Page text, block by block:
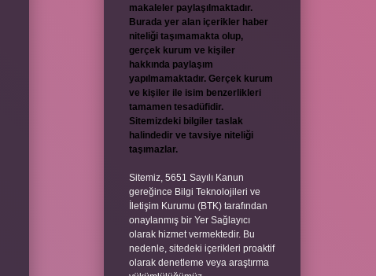
makaleler paylaşılmaktadır.
Burada yer alan içerikler haber
niteliği taşımamakta olup,
gerçek kurum ve kişiler
hakkında paylaşım
yapılmamaktadır. Gerçek kurum
ve kişiler ile isim benzerlikleri
tamamen tesadüfidir.
Sitemizdeki bilgiler taslak
halindedir ve tavsiye niteliği
taşımazlar.
Sitemiz, 5651 Sayılı Kanun
gereğince Bilgi Teknolojileri ve
İletişim Kurumu (BTK) tarafından
onaylanmış bir Yer Sağlayıcı
olarak hizmet vermektedir. Bu
nedenle, sitedeki içerikleri proaktif
olarak denetleme veya araştırma